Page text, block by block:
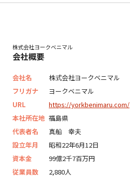
株式会社ヨークベニマル
会社概要
会社名
株式会社ヨークベニマル
フリガナ
ヨークベニマル
URL
https://yorkbenimaru.com/
本社所在地 福島県
代表者名
真船 幸夫
設立年月
昭和22年6月12日
資本金
99億2千7百万円
従業員数
2,880人